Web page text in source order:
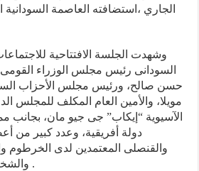
الجاري ،استضافته العاصمة
وشهدت الجلسة الافتتاحية
السودانى رئيس مجلس الوزراء
حسن صالح، ورئيس مجلس الأحزاب
مويلا، والأمين العام المكلف للمجلس
دولة أفريقية، وعدد كبير من
والقنصلى المعتمدين لدى الخرطوم
والشخصيات العامة بالسودان .